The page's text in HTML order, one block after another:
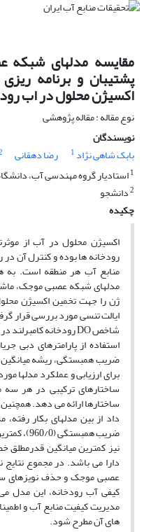
مقایسه مدلهای شبکه
پشتیبان و برنامه
اکسیژن محلول در اب
نوع مقاله : مقاله پژوهشی
نویسندگان
بابک شاهی نژاد 1 رضا دهقانی
1استادیار گروه مهندسی آب،
2دانشجو
چکیده
اکسیژن محلول در آب از
رودخانه ها بوده و کنترل آن
منابع آب هر منطقه است. به
مدلهای شبکه عصبی موجک،
ژن را جهت تخمین اکسیژن
ایالت تنسی مورد بررسی قرار
استفاده از پارامترهای دبی
ضریب همبستگی، ریشه میانگین
برای ارزیابی و عملکرد مدلها
ساختارهای ترکیبی در هر
ساختارها ارائه می دهد. همچنین
داد از بین مدلهای بکار
دارا می باشد. در مجموع نتایج
عصبی موجک و حذف نویزهای
کیفی آب رودخانه، این مدل
مدیریت کیفیت منابع آب و
های آن مطرح شود.